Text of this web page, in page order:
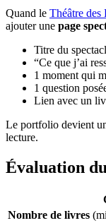
Quand le Théâtre des
ajouter une page
Titre du
“Ce que j’ai
1 moment qui
1 question
Lien avec un
Le portfolio devient
lecture.
Évaluation
Nombre de livres